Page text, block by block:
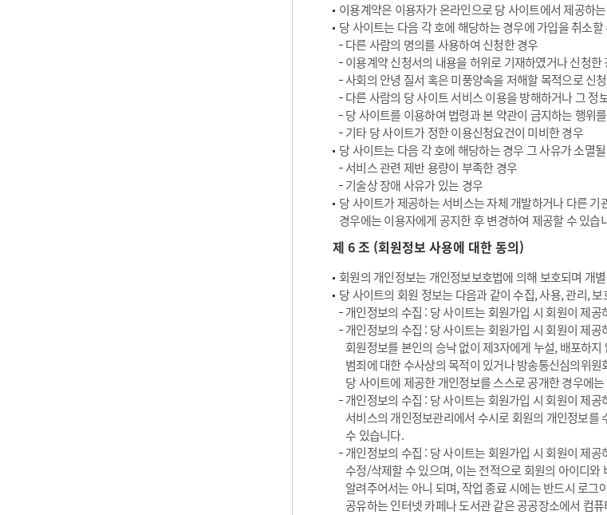
이용계약은 이용자가 온라인으로 당 사이트에서 제공하
당 사이트는 다음 각 호에 해당하는 경우에 가입을 취소할
다른 사람의 명의를 사용하여 신청한 경우
이용계약 신청서의 내용을 허위로 기재하였거나 신청한
사회의 안녕 질서 혹은 미풍양속을 저해할 목적으로 신
다른 사람의 당 사이트 서비스 이용을 방해하거나 그 정
당 사이트를 이용하여 법령과 본 약관이 금지하는 행위
기타 당 사이트가 정한 이용신청요건이 미비한 경우
당 사이트는 다음 각 호에 해당하는 경우 그 사유가 소멸
서비스 관련 제반 용량이 부족한 경우
기술상 장애 사유가 있는 경우
당 사이트가 제공하는 서비스는 자체 개발하거나 다른
경우에는 이용자에게 공지한 후 변경하여 제공할 수 있습
제 6 조 (회원정보 사용에 대한 동의)
회원의 개인정보는 개인정보보호법에 의해 보호되며 개
당 사이트의 회원 정보는 다음과 같이 수집, 사용, 관리, 보
개인정보의 수집 : 당 사이트는 회원가입 시 회원이 제
개인정보의 수집 : 당 사이트는 회원가입 시 회원이 제
회원정보를 본인의 승낙 없이 제3자에게 누설, 배포하
범죄에 대한 수사상의 목적이 있거나 방송통신심의위
당 사이트에 제공한 개인정보를 스스로 공개한 경우에
개인정보의 수집 : 당 사이트는 회원가입 시 회원이 제
서비스의 개인정보관리에서 수시로 회원의 개인정보
수 있습니다.
개인정보의 수집 : 당 사이트는 회원가입 시 회원이 제
수정/삭제할 수 있으며, 이는 전적으로 회원의 아이디
알려주어서는 아니 되며, 작업 종료 시에는 반드시 로
공유하는 인터넷 카페나 도서관 같은 공공장소에서 컴